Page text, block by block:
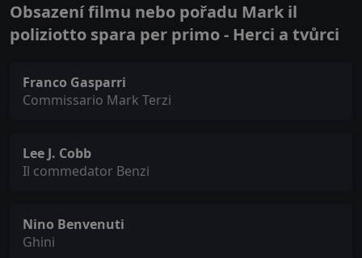
Obsazení filmu nebo pořadu Mark il
poliziotto spara per primo - Herci a tvůrci
Franco Gasparri
Commissario Mark Terzi
Lee J. Cobb
Il commedator Benzi
Nino Benvenuti
Ghini